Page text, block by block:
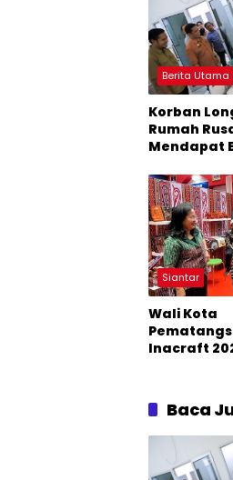
Berita Utama
Korban
Rumah
Mendapat
Siantar
Wali Kota
Inacraft
Baca